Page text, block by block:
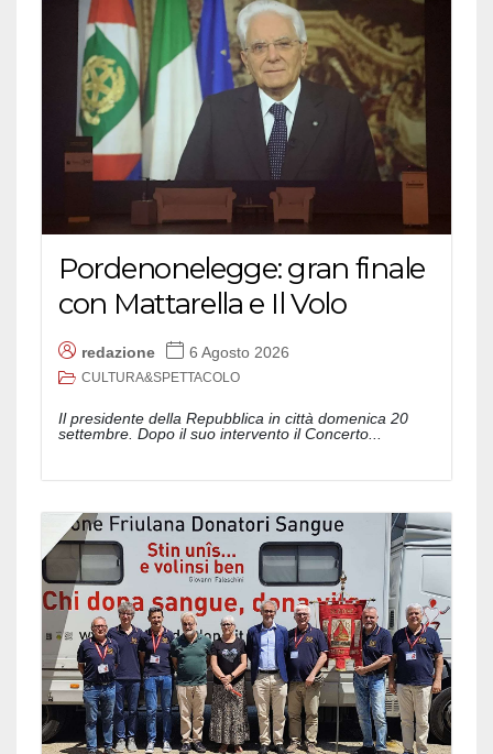
Pordenonelegge: gran finale
con Mattarella e Il Volo
redazione 6 Agosto 2026
CULTURA&SPETTACOLO
Il presidente della Repubblica in città domenica 20
settembre. Dopo il suo intervento il Concerto...